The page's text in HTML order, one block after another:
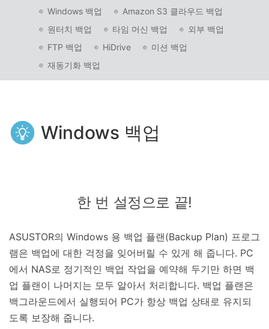
Windows 백업
Amazon S3 클라우드 백업
원터치 백업
타임 머신 백업
외부 백업
FTP 백업
HiDrive
미션 백업
재동기화 백업
Windows 백업
한 번 설정으로 끝!
ASUSTOR의 Windows 용 백업 플랜(Backup Plan) 프로그
램은 백업에 대한 걱정을 잊어버릴 수 있게 해 줍니다. PC
에서 NAS로 정기적인 백업 작업을 예약해 두기만 하면 백
업 플랜이 나머지는 모두 알아서 처리합니다. 백업 플랜은
백그라운드에서 실행되어 PC가 항상 백업 상태로 유지되
도록 보장해 줍니다.